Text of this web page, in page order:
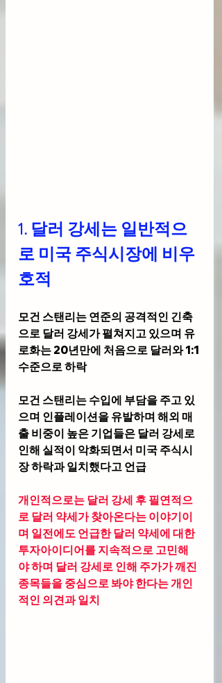
1. 달러 강세는 일반적으
로 미국 주식시장에 비우
호적
모건 스탠리는 연준의 공격적인 긴축
으로 달러 강세가 펼쳐지고 있으며 유
로화는 20년만에 처음으로 달러와 1:1
수준으로 하락
모건 스탠리는 수입에 부담을 주고 있
으며 인플레이션을 유발하며 해외 매
출 비중이 높은 기업들은 달러 강세로
인해 실적이 악화되면서 미국 주식시
장 하락과 일치했다고 언급
개인적으로는 달러 강세 후 필연적으
로 달러 약세가 찾아온다는 이야기이
며 일전에도 언급한 달러 약세에 대한
투자아이디어를 지속적으로 고민해
야 하며 달러 강세로 인해 주가가 깨진
종목들을 중심으로 봐야 한다는 개인
적인 의견과 일치